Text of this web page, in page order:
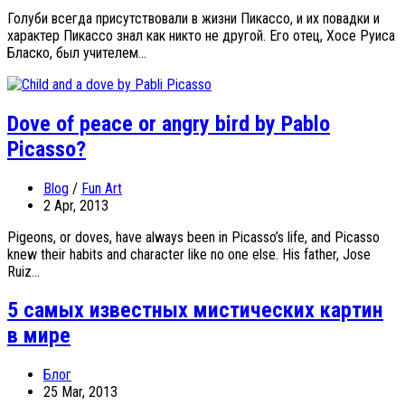
Голуби всегда присутствовали в жизни Пикассо, и их повадки и
характер Пикассо знал как никто не другой. Его отец, Хосе Руиса
Бласко, был учителем...
Dove of peace or angry bird by Pablo
Picasso?
Blog / Fun Art
2 Apr, 2013
Pigeons, or doves, have always been in Picasso’s life, and Picasso
knew their habits and character like no one else. His father, Jose
Ruiz...
5 самых известных мистических картин
в мире
Блог
25 Mar, 2013